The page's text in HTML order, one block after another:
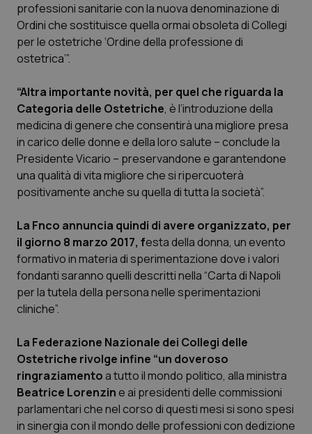
Abruzzo
Basilicata
Calabria
Campania
Emilia-Romagna
Lazio
Liguria
Lombardia
Marche
Molise
Piemonte
QS Pro Gold
Artrite & artrosi
Asma & BPCO
Car-T
Colesterolo & coronaropatie
Diabete & glucometri
Disturbi dell’umore
Dolore
Donna & Salute
Epatiti
HIV
QS Club
professioni sanitarie con la nuova denominazione di
Ordini che sostituisce quella ormai obsoleta di Collegi
per le ostetriche ‘Ordine della professione di
ostetrica’”.
“Altra importante novità, per quel che riguarda la
Categoria delle Ostetriche, è l’introduzione della
medicina di genere che consentirà una migliore presa
in carico delle donne e della loro salute – conclude la
Presidente Vicario – preservandone e garantendone
una qualità di vita migliore che si ripercuoterà
positivamente anche su quella di tutta la società”.
La Fnco annuncia quindi di avere organizzato, per
il giorno 8 marzo 2017, festa della donna, un evento
formativo in materia di sperimentazione dove i valori
fondanti saranno quelli descritti nella “Carta di Napoli
per la tutela della persona nelle sperimentazioni
cliniche”.
La Federazione Nazionale dei Collegi delle
Ostetriche rivolge infine “un doveroso
ringraziamentoa tutto il mondo politico, alla ministra
Beatrice Lorenzine ai presidenti delle commissioni
parlamentari che nel corso di questi mesi si sono spesi
in sinergia con il mondo delle professioni con dedizione